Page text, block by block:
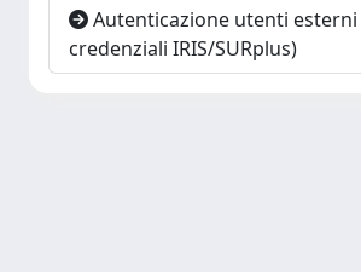
Autenticazione utenti esterni
credenziali IRIS/SURplus)